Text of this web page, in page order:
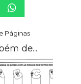
Páginas
de...